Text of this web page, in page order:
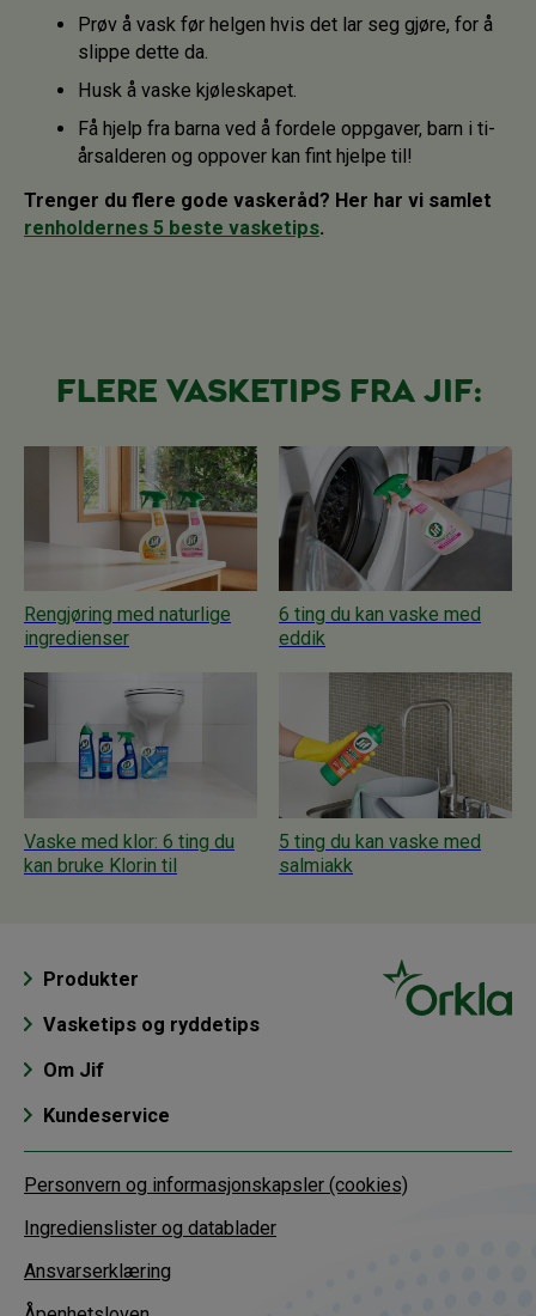
Prøv å vask før helgen hvis det lar seg gjøre, for å
slippe dette da.
Husk å vaske kjøleskapet.
Få hjelp fra barna ved å fordele oppgaver, barn i ti-
årsalderen og oppover kan fint hjelpe til!
Trenger du flere gode vaskeråd? Her har vi samlet
renholdernes 5 beste vasketips.
Flere vasketips fra Jif:
Rengjøring med naturlige
ingredienser
6 ting du kan vaske med
eddik
Vaske med klor: 6 ting du
kan bruke Klorin til
5 ting du kan vaske med
salmiakk
Produkter
Vasketips og ryddetips
Om Jif
Kundeservice
Personvern og informasjonskapsler (cookies)
Ingredienslister og datablader
Ansvarserklæring